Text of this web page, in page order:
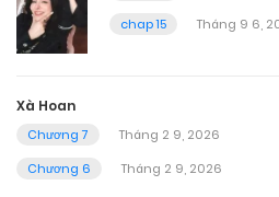
chap 15
Tháng 9 6,
Xà Hoan
Chương 7
Tháng 2 9, 2026
Chương 6
Tháng 2 9, 2026